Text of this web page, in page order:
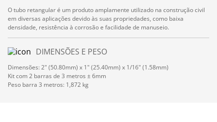
O tubo retangular é um produto amplamente utilizado na construção civil
em diversas aplicações devido às suas propriedades, como baixa
densidade, resistência à corrosão e facilidade de manuseio.
DIMENSÕES E PESO
Dimensões: 2" (50.80mm) x 1" (25.40mm) x 1/16" (1.58mm)
Kit com 2 barras de 3 metros ± 6mm
Peso barra 3 metros: 1,872 kg